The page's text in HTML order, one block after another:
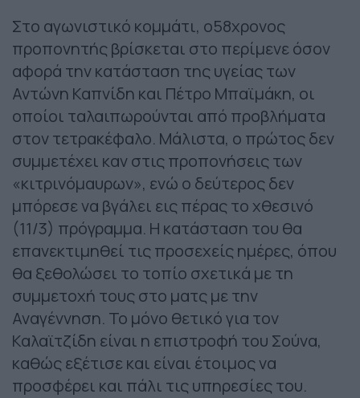
Στο αγωνιστικό κομμάτι, ο58χρονος
προπονητής βρίσκεται στο περίμενε όσον
αφορά την κατάσταση της υγείας των
Αντώνη Καπνίδη και Πέτρο Μπαϊμάκη, οι
οποίοι ταλαιπωρούνται από προβλήματα
στον τετρακέφαλο. Μάλιστα, ο πρώτος δεν
συμμετέχει καν στις προπονήσεις των
«κιτρινόμαυρων», ενώ ο δεύτερος δεν
μπόρεσε να βγάλει εις πέρας το χθεσινό
(11/3) πρόγραμμα. Η κατάσταση του θα
επανεκτιμηθεί τις προσεχείς ημέρες, όπου
θα ξεθολώσει το τοπίο σχετικά με τη
συμμετοχή τους στο ματς με την
Αναγέννηση. Το μόνο θετικό για τον
Καλαϊτζίδη είναι η επιστροφή του Σούνα,
καθώς εξέτισε και είναι έτοιμος να
προσφέρει και πάλι τις υπηρεσίες του.